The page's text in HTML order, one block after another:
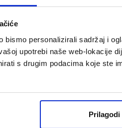
bismo personalizirali sadržaj i
upotrebi naše web-lokacije
s drugim podacima koje ste
Prilagodi
ALFA d.d. Registarski broj
digitalnim sadržajima
osnovne škole
Babić Bubica Leko Dimovski
PORTAL 5; radna bilježnica za